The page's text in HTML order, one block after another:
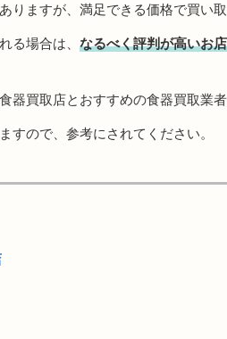
りますが、満足できる価格で買い
る場合は、 なるべく評判が高いお
器買取店とおすすめの食器買取業者
すので、参考にされてください。